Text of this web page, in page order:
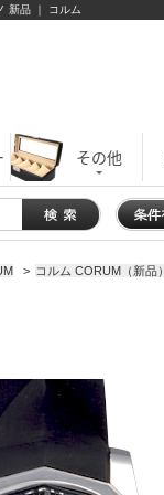
新品 ｜ コルム
その他
> コルム CORUM（新品）